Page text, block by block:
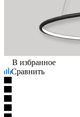
В избранное
Сравнить